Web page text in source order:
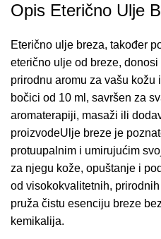
Opis Eterično Ulje
Eterično ulje breza, također
eterično ulje od breze,
prirodnu aromu za vašu kožu
bočici od 10 ml, savršen za
aromaterapiji, masaži ili
proizvodeUlje breze je
protuupalnim i umirujućim
za njegu kože, opuštanje i
od visokokvalitetnih,
pruža čistu esenciju breze
kemikalija.